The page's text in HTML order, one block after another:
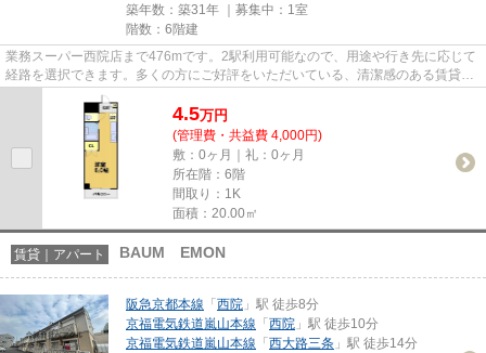
築年数：築31年 ｜募集中： 1室
階数：6階建
業務スーパー西院店まで476mです。2駅利用可能なので、用途や行き先に応じて
経路を選択できます。多くの方にご好評をいただいている、清潔感のある賃貸物
件です。新着情報：ミモザ館の...
4.5万円
(管理費・共益費 4,000円)
敷：0ヶ月｜礼：0ヶ月
所在階：6階
間取り：1K
面積：20.00㎡
賃貸｜アパート BAUM EMON
阪急京都本線 「 西院 」駅 徒歩8分
京福電気鉄道嵐山本線 「 西院 」駅 徒歩10分
京福電気鉄道嵐山本線 「 西大路三条 」駅 徒歩14分